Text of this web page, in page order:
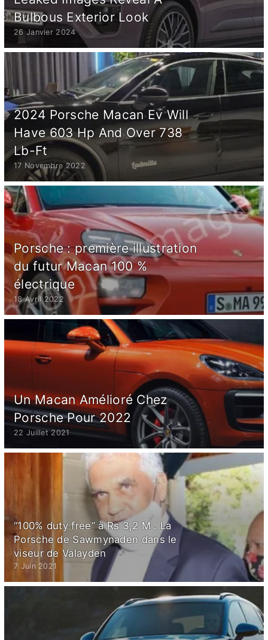
Bulbous Exterior Look
26 Janvier 2024
2024 Porsche Macan Ev Will
Have 603 Hp And Over 738
Lb-Ft
17 Novembre 2022
Porsche : première illustration
du futur Macan 100 %
électrique
18 Avril 2022
Un Macan Amélioré Chez
Porsche Pour 2022
22 Juillet 2021
“100% duty free” à Rs 3,2 M : La
Porsche de Sawmynaden dans le
viseur de Valayden
7 Juin 2021